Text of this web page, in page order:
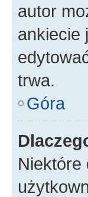
autor
ankiecie
trwa.
Góra
Niektóre